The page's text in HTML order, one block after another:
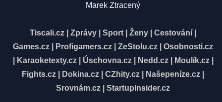
Marek Ztracený
Tiscali.cz Zprávy Sport Ženy Cestování
Games.cz
Profigamers.cz ZeStolu.cz
Osobnosti.cz
Karaoketexty.cz| Úschovna.cz| Nedd.cz| Moulík.cz|
Fights.cz
Dokina.cz CZhity.cz Našepeníze.cz
Srovnám.cz
StartupInsider.cz